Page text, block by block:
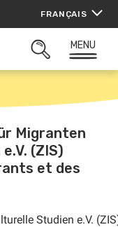
FRANÇAIS
OUVRIR
RECHERCHE
MENU
Migranten
(ZIS)
et des
Studien e.V.